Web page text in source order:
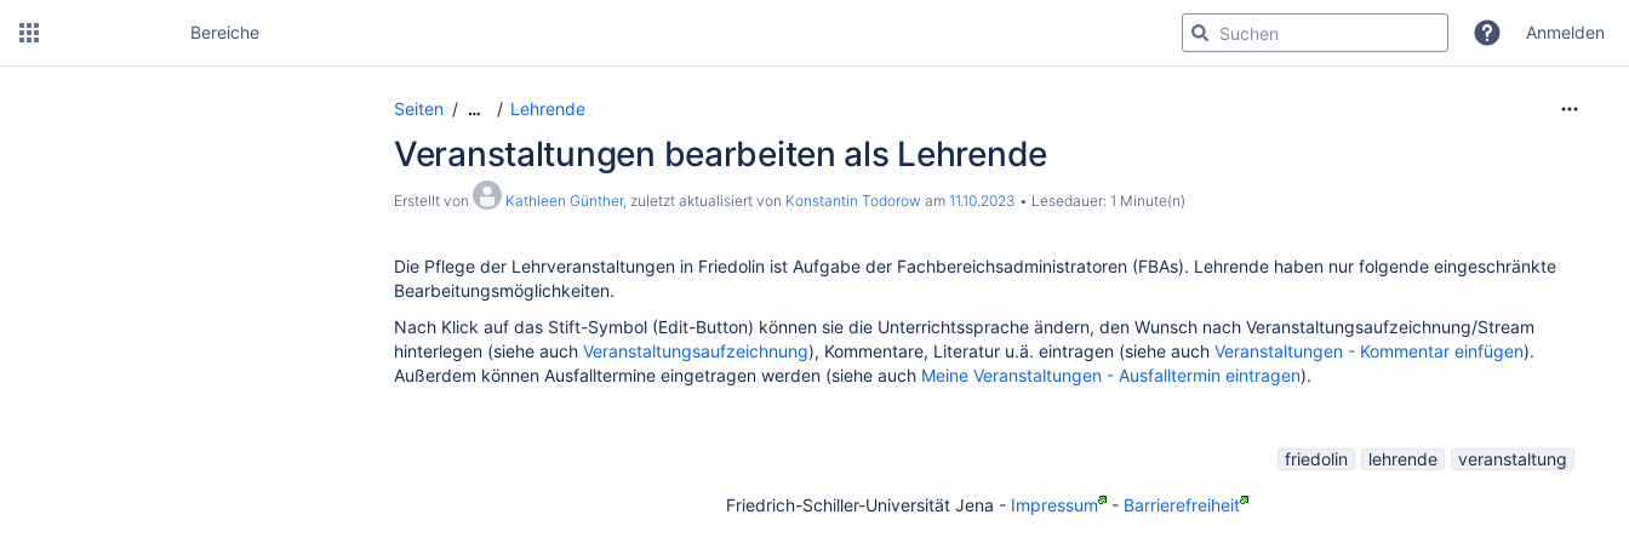
Bereiche Anmelden
Seiten … Lehrende
Veranstaltungen bearbeiten als Lehrende
Erstellt von Kathleen Günther, zuletzt aktualisiert von Konstantin Todorow am 11.10.2023 Lesedauer: 1 Minute(n)
Die Pflege der Lehrveranstaltungen in Friedolin ist Aufgabe der Fachbereichsadministratoren (FBAs). Lehrende haben nur folgende eingeschränkte
Bearbeitungsmöglichkeiten.
Nach Klick auf das Stift-Symbol (Edit-Button) können sie die Unterrichtssprache ändern, den Wunsch nach Veranstaltungsaufzeichnung/Stream
hinterlegen (siehe auch Veranstaltungsaufzeichnung), Kommentare, Literatur u.ä. eintragen (siehe auch Veranstaltungen - Kommentar einfügen).
Außerdem können Ausfalltermine eingetragen werden (siehe auch Meine Veranstaltungen - Ausfalltermin eintragen).
friedolin lehrende veranstaltung
Friedrich-Schiller-Universität Jena - Impressum - Barrierefreiheit